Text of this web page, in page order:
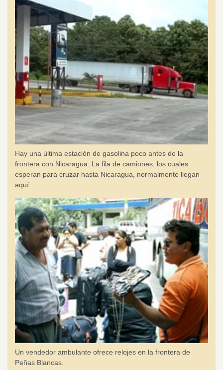
Hay una última estación de gasolina poco antes de la
frontera con Nicaragua. La fila de camiones, los cuales
esperan para cruzar hasta Nicaragua, normalmente llegan
aquí.
Un vendedor ambulante ofrece relojes en la frontera de
Peñas Blancas.